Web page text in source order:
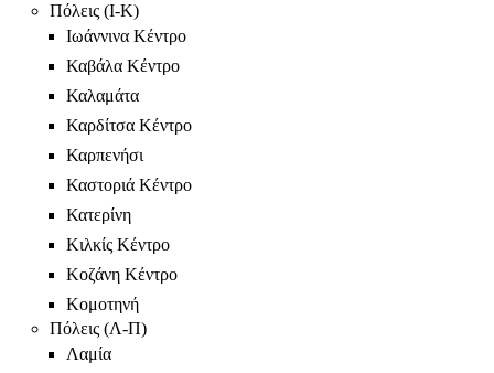
Πόλεις (Ι-Κ)
Ιωάννινα Κέντρο
Καβάλα Κέντρο
Καλαμάτα
Καρδίτσα Κέντρο
Καρπενήσι
Καστοριά Κέντρο
Κατερίνη
Κιλκίς Κέντρο
Κοζάνη Κέντρο
Κομοτηνή
Πόλεις (Λ-Π)
Λαμία